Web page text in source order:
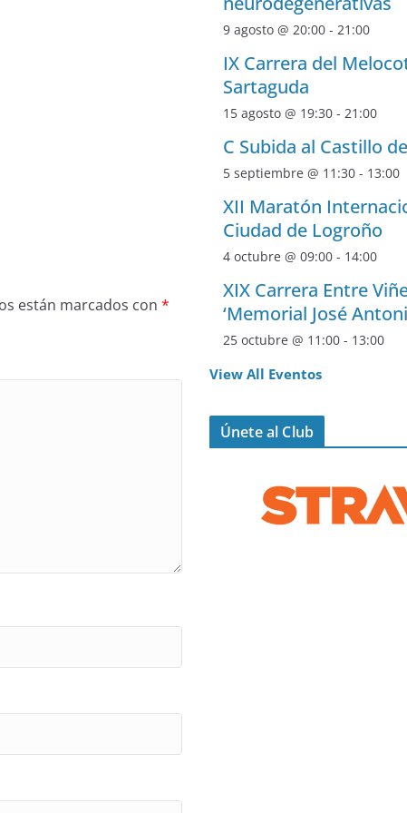
están marcados con *
9 agosto @ 20:00 - 21:00
IX Carrera del
Sartaguda
15 agosto @ 19:30 - 21:00
C Subida al Castillo
5 septiembre @ 11:30 - 13:00
XII Maratón
Ciudad de Logroño
4 octubre @ 09:00 - 14:00
XIX Carrera Entre
‘Memorial José
25 octubre @ 11:00 - 13:00
View All Eventos
Únete al Club